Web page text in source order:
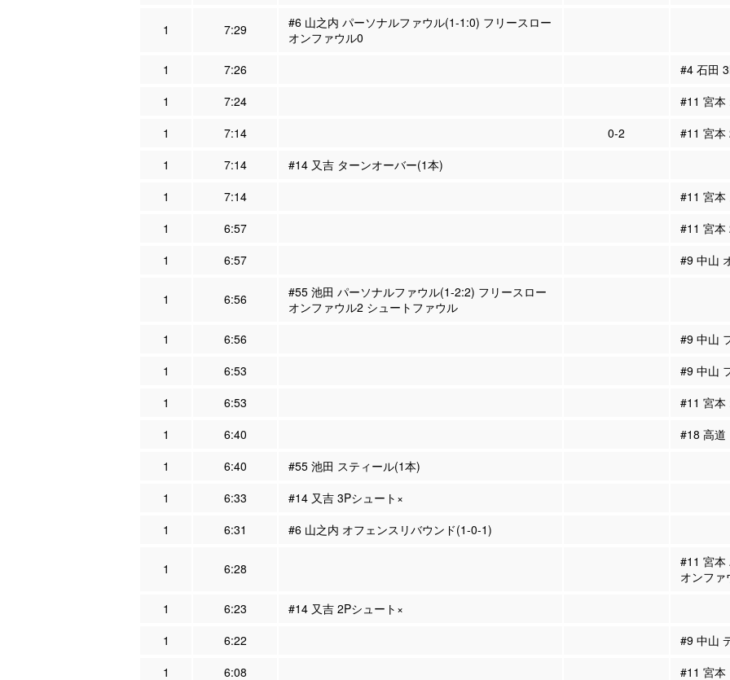
1 7:29
#6 山之内 パーソナルファウル(1-1:0) フリースロー
オンファウル0
1
7:26
#4 石田
1
7:24
#11 宮本
1
7:14 0-2
#11 宮本
1
7:14
#14 又吉 ターンオーバー(1本)
1
7:14
#11 宮本
1
6:57
#11 宮本
1
6:57 #9 中山
1 6:56
#55 池田 パーソナルファウル(1-2:2) フリースロー
オンファウル2 シュートファウル
1
6:56
#9 中山
1
6:53
#9 中山
1
6:53
#11 宮本
1
6:40
#18 高道
1
6:40
#55 池田 スティール(1本)
1
6:33
#14 又吉 3Pシュート×
1
6:31 #6 山之内 オフェンスリバウンド(1-0-1)
1 6:28
#11 宮本
オンファ
1
6:23
#14 又吉 2Pシュート×
1
6:22
#9 中山
1
6:08
#11 宮本